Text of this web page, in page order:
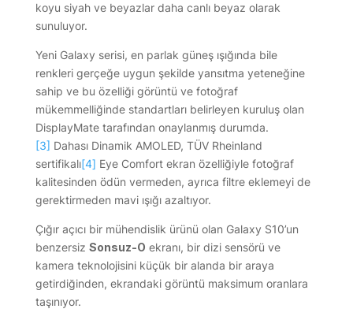
koyu siyah ve beyazlar daha canlı beyaz olarak
sunuluyor.
Yeni Galaxy serisi, en parlak güneş ışığında bile
renkleri gerçeğe uygun şekilde yansıtma yeteneğine
sahip ve bu özelliği görüntü ve fotoğraf
mükemmelliğinde standartları belirleyen kuruluş olan
DisplayMate tarafından onaylanmış durumda.
[3] Dahası Dinamik AMOLED, TÜV Rheinland
sertifikalı[4] Eye Comfort ekran özelliğiyle fotoğraf
kalitesinden ödün vermeden, ayrıca filtre eklemeyi de
gerektirmeden mavi ışığı azaltıyor.
Çığır açıcı bir mühendislik ürünü olan Galaxy S10’un
benzersiz Sonsuz-O ekranı, bir dizi sensörü ve
kamera teknolojisini küçük bir alanda bir araya
getirdiğinden, ekrandaki görüntü maksimum oranlara
taşınıyor.